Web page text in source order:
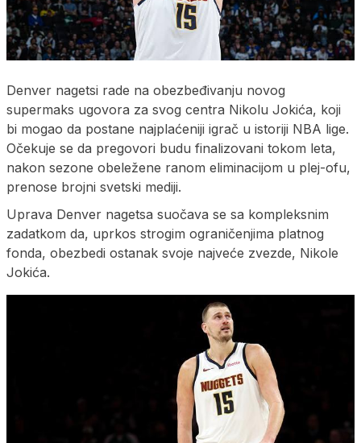
Denver nagetsi rade na obezbeđivanju novog
supermaks ugovora za svog centra Nikolu Jokića, koji
bi mogao da postane najplaćeniji igrač u istoriji NBA lige.
Očekuje se da pregovori budu finalizovani tokom leta,
nakon sezone obeležene ranom eliminacijom u plej-ofu,
prenose brojni svetski mediji.
Uprava Denver nagetsa suočava se sa kompleksnim
zadatkom da, uprkos strogim ograničenjima platnog
fonda, obezbedi ostanak svoje najveće zvezde, Nikole
Jokića.